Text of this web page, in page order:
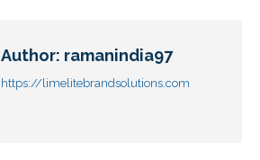
Author: ramanindia97
https://limelitebrandsolutions.com